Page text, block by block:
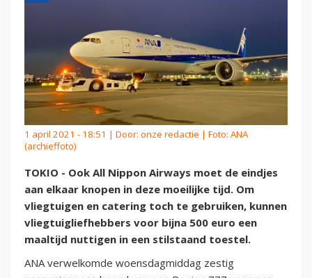
1 april 2021 - 18:51 | Door: onze redactie | Foto: ANA
(archieffoto)
TOKIO - Ook All Nippon Airways moet de eindjes
aan elkaar knopen in deze moeilijke tijd. Om
vliegtuigen en catering toch te gebruiken, kunnen
vliegtuigliefhebbers voor bijna 500 euro een
maaltijd nuttigen in een stilstaand toestel.
ANA verwelkomde woensdagmiddag zestig